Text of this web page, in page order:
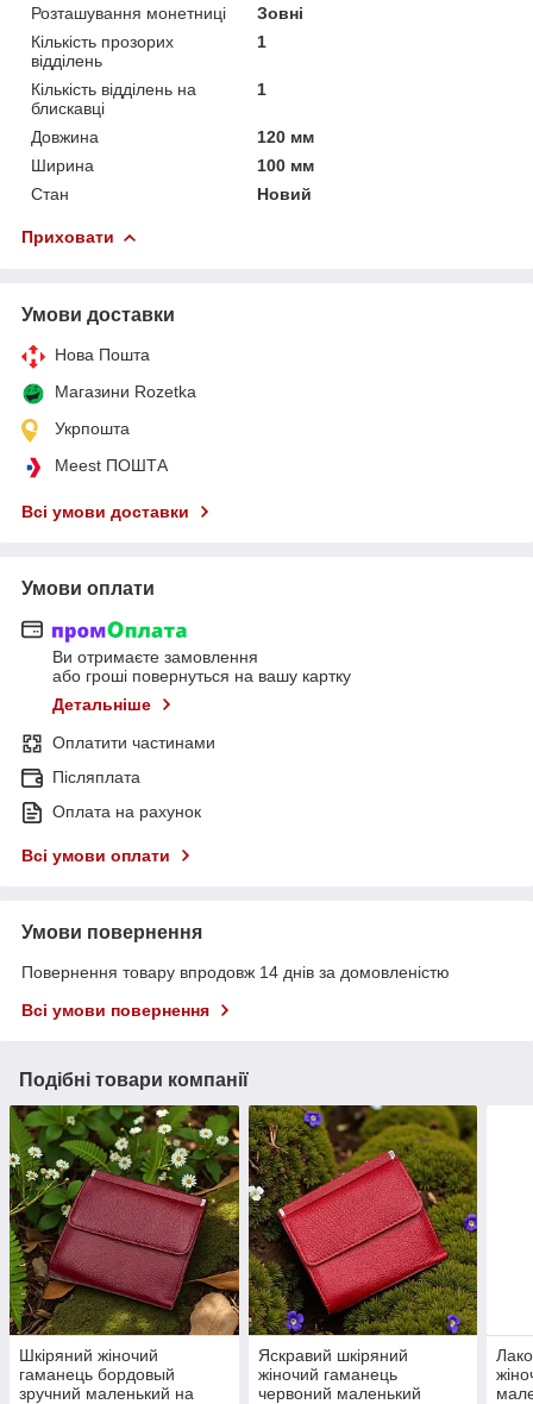
Розташування монетниці
Зовні
Кількість прозорих
відділень
1
Кількість відділень на
блискавці
1
Довжина
120 мм
Ширина
100 мм
Стан
Новий
Приховати
Умови доставки
Нова Пошта
Магазини Rozetka
Укрпошта
Meest ПОШТА
Всі умови доставки
Умови оплати
Ви отримаєте замовлення
або гроші повернуться на вашу картку
Детальніше
Оплатити частинами
Післяплата
Оплата на рахунок
Всі умови оплати
Умови повернення
Повернення товару впродовж 14 днів за домовленістю
Всі умови повернення
Подібні товари компанії
Шкіряний жіночий
гаманець бордовый
зручний маленький на
Яскравий шкіряний
жіночий гаманець
червоний маленький